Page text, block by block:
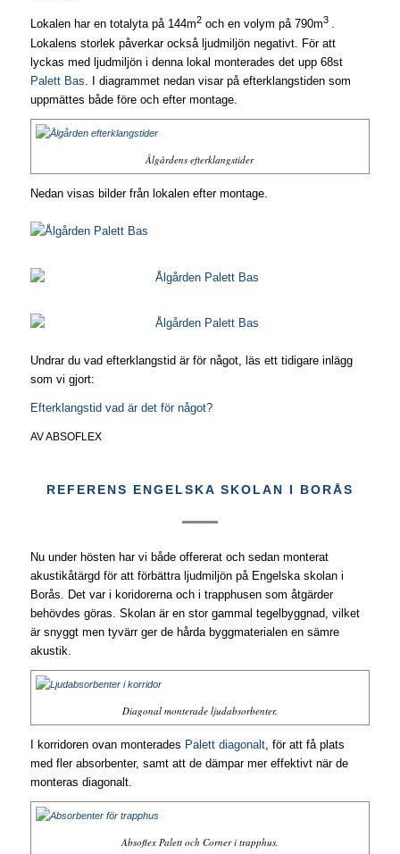
Lokalen har en totalyta på 144m2och en volym på 790m3 .
Lokalens storlek påverkar också ljudmiljön negativt. För att
lyckas med ljudmiljön i denna lokal monterades det upp 68st
Palett Bas . I diagrammet nedan visar på efterklangstiden som
uppmättes både före och efter montage.
Ålgårdens efterklangstider
Nedan visas bilder från lokalen efter montage.
Undrar du vad efterklangstid är för något, läs ett tidigare inlägg
som vi gjort:
Efterklangstid vad är det för något?
AVABSOFLEX
REFERENS ENGELSKA SKOLAN I BORÅS
Nu under hösten har vi både offererat och sedan monterat
akustikåtärgd för att förbättra ljudmiljön på Engelska skolan i
Borås. Det var i koridorerna och i trapphusen som åtgärder
behövdes göras. Skolan är en stor gammal tegelbyggnad, vilket
är snyggt men tyvärr ger de hårda byggmaterialen en sämre
akustik.
Diagonal monterade ljudabsorbenter.
I korridoren ovan monterades Palett diagonalt, för att få plats
med fler absorbenter, samt att de dämpar mer effektivt när de
monteras diagonalt.
Absoflex Palett och Corner i trapphus.